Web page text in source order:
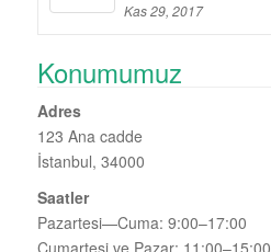
Kas 29, 2017
Konumumuz
Adres
123 Ana cadde
İstanbul, 34000
Saatler
Pazartesi—Cuma: 9:00–17:00
Cumartesi ve Pazar: 11:00–15:00